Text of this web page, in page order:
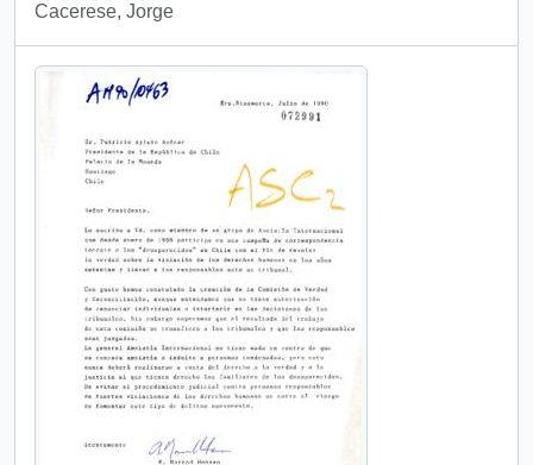
Cacerese, Jorge